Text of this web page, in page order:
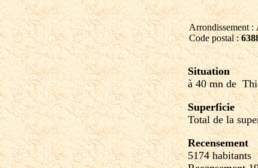
Arrondissement :
Code postal :
Situation
à 40 mn de
Superficie
Total de la
Recensement
5174 habitants